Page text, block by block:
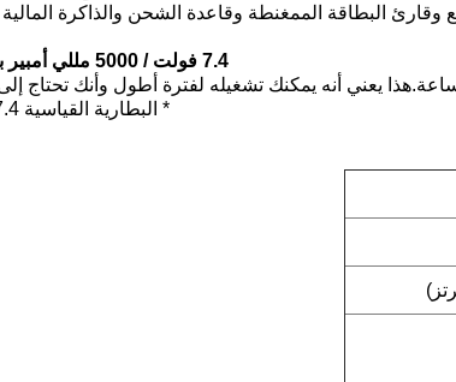
البطاقة الممغنطة وقاعدة الشحن والذاكرة
7.4 فولت / 5000 مللي أمبير بطارية كبيرة التحمل الفائق
* البطارية القياسية 7.4 فولت / 2500 مللي أمبير.